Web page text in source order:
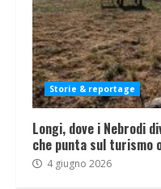
Storie & reportage
Longi, dove i Nebrodi
che punta sul turismo
4 giugno 2026